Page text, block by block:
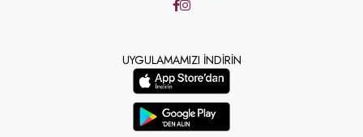
UYGULAMAMIZI İNDİRİN